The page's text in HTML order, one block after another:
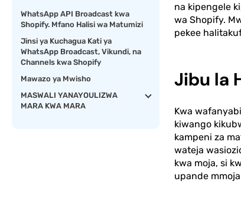
WhatsApp API Broadcast kwa
Shopify. Mfano Halisi wa Matumizi
Jinsi ya Kuchagua Kati ya
WhatsApp Broadcast, Vikundi, na
Channels kwa Shopify
Mawazo ya Mwisho
MASWALI YANAYOULIZWA
MARA KWA MARA
na kipengele
wa Shopify.
pekee
Jibu la
Kwa
kiwango
kampeni za
wateja
kwa moja, si
upande